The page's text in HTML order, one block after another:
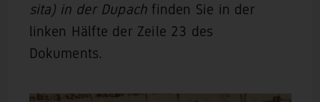
sita) in der Dupach finden Sie in der
linken Hälfte der Zeile 23 des
Dokuments.